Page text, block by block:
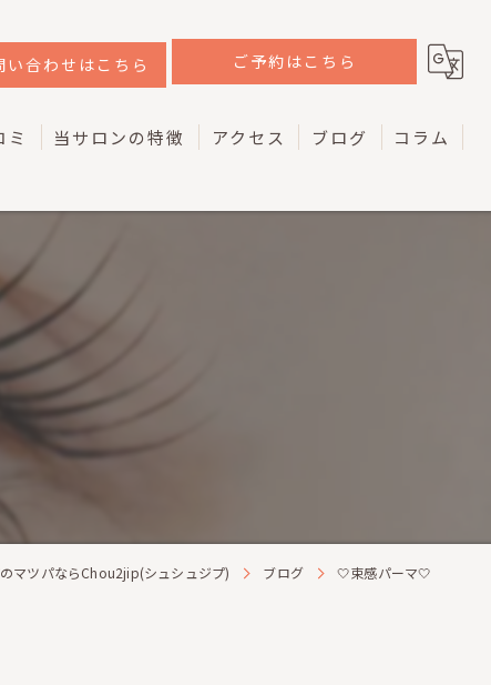
い合わせはこちら ご予約はこちら
ミ 当サロンの特徴
韓国
ケラチン
アイブロウ
アクセス ブログ コラム
マツパならChou2jip(シュシュジプ) ブログ 🤍束感パーマ🤍